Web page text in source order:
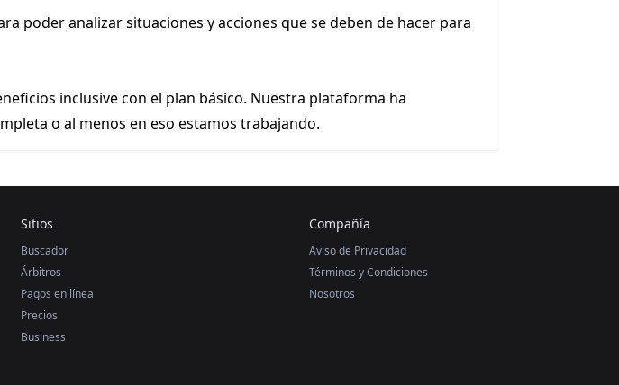
poder analizar situaciones y acciones que se deben de hacer para
inclusive con el plan básico. Nuestra plataforma ha
o al menos en eso estamos trabajando.
Sitios
Buscador
Árbitros
Pagos en línea
Precios
Business
Compañía
Aviso de Privacidad
Términos y Condiciones
Nosotros